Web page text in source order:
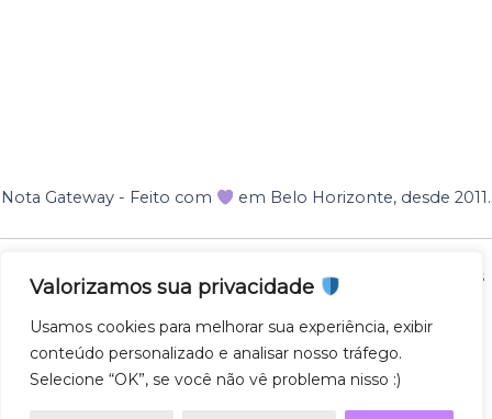
Valorizamos sua privacidade
Usamos cookies para melhorar sua experiência, exibir
conteúdo personalizado e analisar nosso tráfego.
Selecione “OK”, se você não vê problema nisso :)
Nota Gateway - Feito com em Belo Horizonte, desde 2011.
Nota Gateway — 2011 - 2025 © Todos os direitos reservados
NOTA GATEWAY DESENVOLVIMENTO DE SOFTWARES
LTDA
CNPJ 57.743.975/0001-27
AV. GETULIO VARGAS 671 - SL500, SAVASSI, 30112-021,